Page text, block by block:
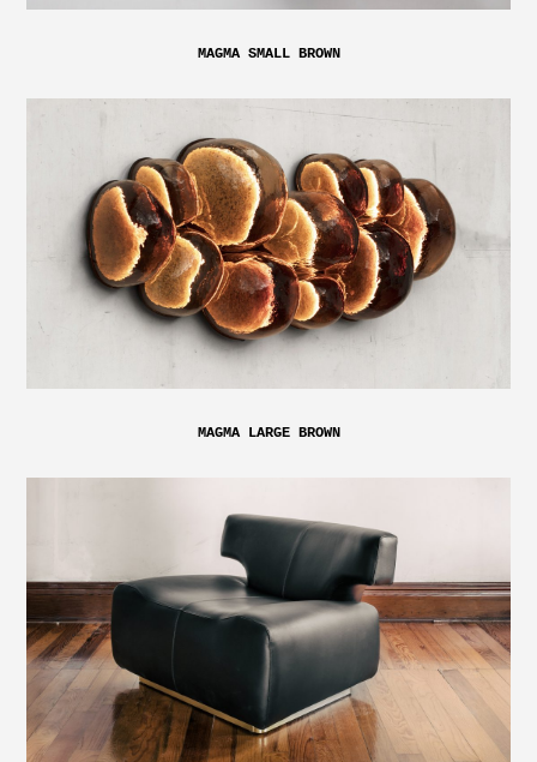
MAGMA SMALL BROWN
MAGMA LARGE BROWN